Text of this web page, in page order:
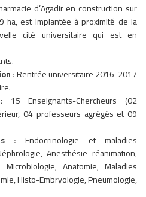
d’Agadir en construction sur
ha, est implantée à proximité de la
cité universitaire qui est en
:Rentrée universitaire 2016-2017
: 15 Enseignants-Chercheurs (02
04 professeurs agrégés et 09
: Endocrinologie et maladies
Anesthésie réanimation,
Anatomie, Maladies
Histo-Embryologie, Pneumologie,